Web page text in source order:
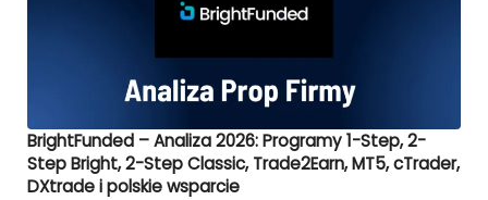
BrightFunded – Analiza 2026: Programy 1-Step, 2-
Step Bright, 2-Step Classic, Trade2Earn, MT5, cTrader,
DXtrade i polskie wsparcie